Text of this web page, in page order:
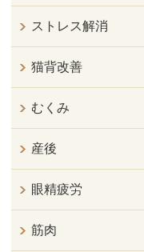
ストレス解消
猫背改善
むくみ
産後
眼精疲労
筋肉